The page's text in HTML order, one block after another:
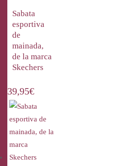
Sabata
esportiva
de
mainada,
de la marca
Skechers
39,95€